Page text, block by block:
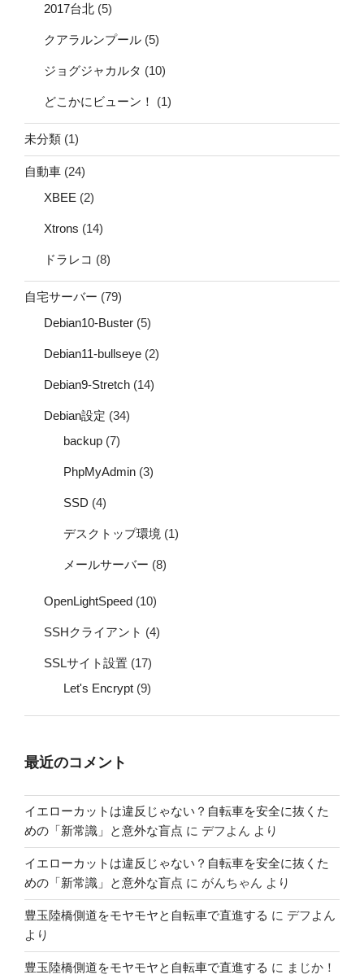
2017台北 (5)
クアラルンプール (5)
ジョグジャカルタ (10)
どこかにビューン！ (1)
未分類 (1)
自動車 (24)
XBEE (2)
Xtrons (14)
ドラレコ (8)
自宅サーバー (79)
Debian10-Buster (5)
Debian11-bullseye (2)
Debian9-Stretch (14)
Debian設定 (34)
backup (7)
PhpMyAdmin (3)
SSD (4)
デスクトップ環境 (1)
メールサーバー (8)
OpenLightSpeed (10)
SSHクライアント (4)
SSLサイト設置 (17)
Let's Encrypt (9)
最近のコメント
イエローカットは違反じゃない？自転車を安全に抜くた
めの「新常識」と意外な盲点 に デフよん より
イエローカットは違反じゃない？自転車を安全に抜くた
めの「新常識」と意外な盲点 に がんちゃん より
豊玉陸橋側道をモヤモヤと自転車で直進する に デフよん
より
豊玉陸橋側道をモヤモヤと自転車で直進する に まじか！